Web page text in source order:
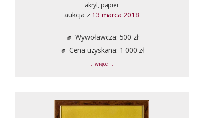
akryl, papier
aukcja z 13 marca 2018
Wywoławcza: 500 zł
Cena uzyskana: 1 000 zł
... więcej ...